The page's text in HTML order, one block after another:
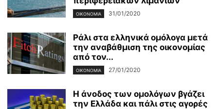
ΟΙΚΟΝΟΜΊΑ 31/01/2020
Ράλι στα ελληνικά ομόλογα μετά
την αναβάθμιση της οικονομίας
από τον...
ΟΙΚΟΝΟΜΊΑ 27/01/2020
Η άνοδος των ομολόγων βγάζει
την Ελλάδα και πάλι στις αγορές